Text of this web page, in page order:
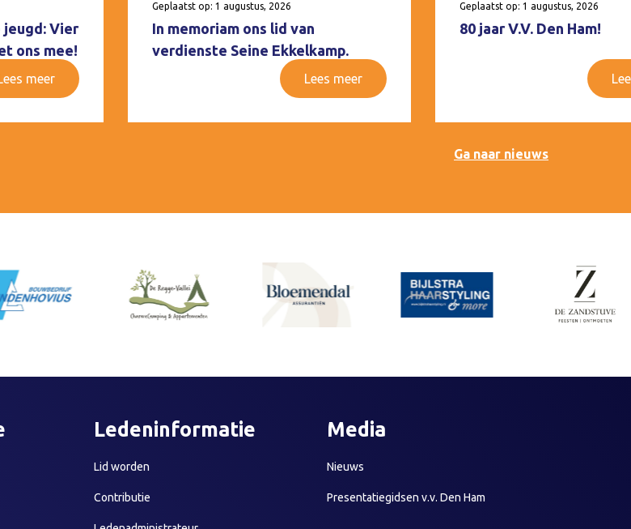
Vier
ons mee!
meer
Geplaatst op: 1 augustus, 2026
In memoriam ons lid van
verdienste Seine Ekkelkamp.
Lees meer
Geplaatst op: 1 augustus, 2026
80 jaar V.V. Den Ham!
Ga naar nieuws
Ledeninformatie
Lid worden
Contributie
Media
Nieuws
Presentatiegidsen v.v. Den Ham